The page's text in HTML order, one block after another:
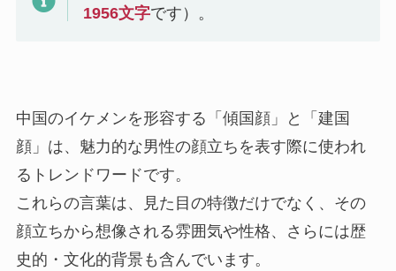
1956文字です）。
中国のイケメンを形容する「傾国顔」と「建国
顔」は、魅力的な男性の顔立ちを表す際に使われ
るトレンドワードです。
これらの言葉は、見た目の特徴だけでなく、その
顔立ちから想像される雰囲気や性格、さらには歴
史的・文化的背景も含んでいます。